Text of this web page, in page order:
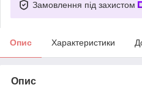
Замовлення під захистом
Опис Характеристики
Опис